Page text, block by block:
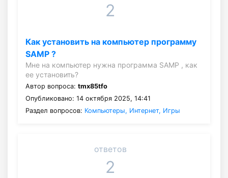
2
Как установить на компьютер программу
SAMP ?
Мне на компьютер нужна программа SAMP , как
ее установить?
Автор вопроса: tmx85tfo
Опубликовано: 14 октября 2025, 14:41
Раздел вопросов: Компьютеры, Интернет, Игры
ответов
2